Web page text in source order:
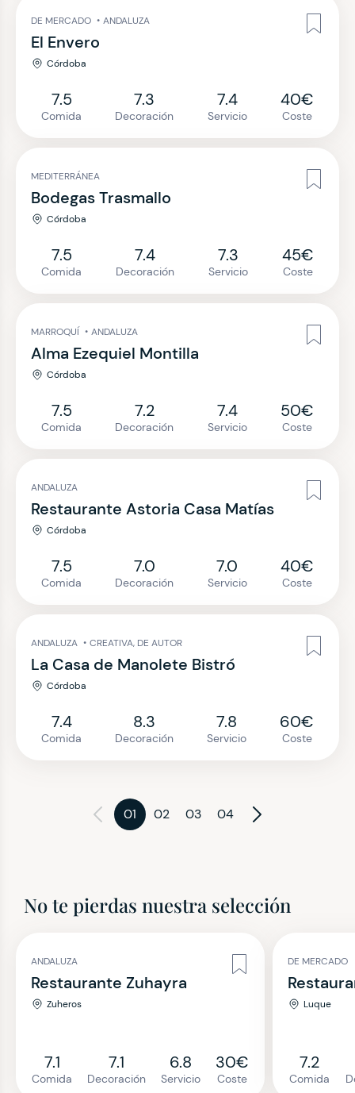
DE MERCADO • ANDALUZA
El Envero
Córdoba
7.5
Comida
7.3
Decoración
7.4
Servicio
40€
Coste
MEDITERRÁNEA
Bodegas Trasmallo
Córdoba
7.5
Comida
7.4
Decoración
7.3
Servicio
45€
Coste
MARROQUÍ • ANDALUZA
Alma Ezequiel Montilla
Córdoba
7.5
Comida
7.2
Decoración
7.4
Servicio
50€
Coste
ANDALUZA
Restaurante Astoria Casa Matías
Córdoba
7.5
Comida
7.0
Decoración
7.0
Servicio
40€
Coste
ANDALUZA • CREATIVA, DE AUTOR
La Casa de Manolete Bistró
Córdoba
7.4
Comida
8.3
Decoración
7.8
Servicio
60€
Coste
01 02 03 04
No te pierdas nuestra selección
ANDALUZA
Restaurante Zuhayra
Zuheros
7.1
Comida
7.1
Decoración
6.8
Servicio
30€
Coste
DE MERCADO
Luque
7.2
Comida